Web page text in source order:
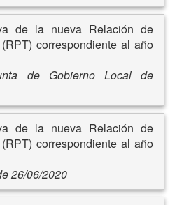
de la nueva Relación de
correspondiente al año
de Gobierno Local de
de la nueva Relación de
correspondiente al año
26/06/2020